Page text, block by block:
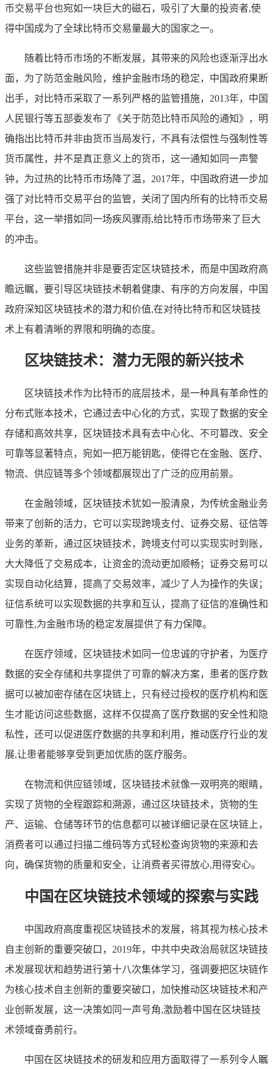
币交易平台也宛如一块巨大的磁石，吸引了大量的投资者,使
得中国成为了全球比特币交易量最大的国家之一。
随着比特币市场的不断发展，其带来的风险也逐渐浮出水
面，为了防范金融风险，维护金融市场的稳定，中国政府果断
出手，对比特币采取了一系列严格的监管措施，2013年，中国
人民银行等五部委发布了《关于防范比特币风险的通知》，明
确指出比特币并非由货币当局发行，不具有法偿性与强制性等
货币属性，并不是真正意义上的货币，这一通知如同一声警
钟，为过热的比特币市场降了温，2017年，中国政府进一步加
强了对比特币交易平台的监管，关闭了国内所有的比特币交易
平台，这一举措如同一场疾风骤雨,给比特币市场带来了巨大
的冲击。
这些监管措施并非是要否定区块链技术，而是中国政府高
瞻远瞩，要引导区块链技术朝着健康、有序的方向发展，中国
政府深知区块链技术的潜力和价值,在对待比特币和区块链技
术上有着清晰的界限和明确的态度。
区块链技术：潜力无限的新兴技术
区块链技术作为比特币的底层技术，是一种具有革命性的
分布式账本技术，它通过去中心化的方式，实现了数据的安全
存储和高效共享，区块链技术具有去中心化、不可篡改、安全
可靠等显著特点，宛如一把万能钥匙，使得它在金融、医疗、
物流、供应链等多个领域都展现出了广泛的应用前景。
在金融领域，区块链技术犹如一股清泉，为传统金融业务
带来了创新的活力，它可以实现跨境支付、证券交易、征信等
业务的革新，通过区块链技术，跨境支付可以实现实时到账，
大大降低了交易成本，让资金的流动更加顺畅；证券交易可以
实现自动化结算，提高了交易效率，减少了人为操作的失误；
征信系统可以实现数据的共享和互认，提高了征信的准确性和
可靠性,为金融市场的稳定发展提供了有力保障。
在医疗领域，区块链技术如同一位忠诚的守护者，为医疗
数据的安全存储和共享提供了可靠的解决方案，患者的医疗数
据可以被加密存储在区块链上，只有经过授权的医疗机构和医
生才能访问这些数据，这样不仅提高了医疗数据的安全性和隐
私性，还可以促进医疗数据的共享和利用，推动医疗行业的发
展,让患者能够享受到更加优质的医疗服务。
在物流和供应链领域，区块链技术就像一双明亮的眼睛，
实现了货物的全程跟踪和溯源，通过区块链技术，货物的生
产、运输、仓储等环节的信息都可以被详细记录在区块链上，
消费者可以通过扫描二维码等方式轻松查询货物的来源和去
向，确保货物的质量和安全，让消费者买得放心,用得安心。
中国在区块链技术领域的探索与实践
中国政府高度重视区块链技术的发展，将其视为核心技术
自主创新的重要突破口，2019年，中共中央政治局就区块链技
术发展现状和趋势进行第十八次集体学习，强调要把区块链作
为核心技术自主创新的重要突破口，加快推动区块链技术和产
业创新发展，这一决策如同一声号角,激励着中国在区块链技
术领域奋勇前行。
中国在区块链技术的研发和应用方面取得了一系列令人瞩